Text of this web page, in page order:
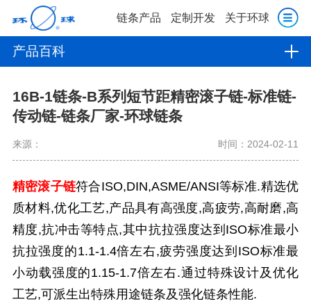
链条产品 定制开发 关于环球
产品百科
16B-1链条-B系列短节距精密滚子链-标准链-
传动链-链条厂家-环球链条
来源： 时间：2024-02-11
精密滚子链符合ISO,DIN,ASME/ANSI等标准.精选优
质材料,优化工艺,产品具有高强度,高疲劳,高耐磨,高
精度,抗冲击等特点,其中抗拉强度达到ISO标准最小
抗拉强度的1.1-1.4倍左右,疲劳强度达到ISO标准最
小动载强度的1.15-1.7倍左右.通过特殊设计及优化
工艺,可派生出特殊用途链条及强化链条性能.